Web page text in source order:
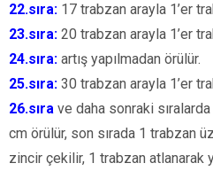
22.sıra: 17 trabzan arayla 1’er
23.sıra: 20 trabzan arayla 1’er
24.sıra: artış yapılmadan örülür.
25.sıra: 30 trabzan arayla 1’er
26.sıra ve daha sonraki
cm örülür, son sırada 1 trabzan
zincir çekilir, 1 trabzan atlanarak